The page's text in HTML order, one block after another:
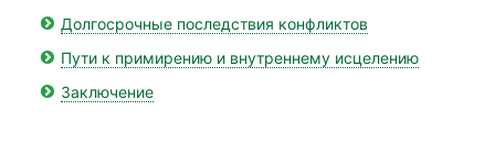
Долгосрочные последствия конфликтов
Пути к примирению и внутреннему исцелению
Заключение